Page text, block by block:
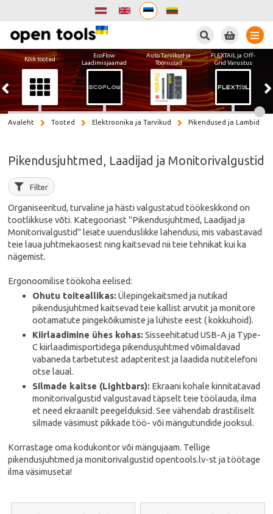
Kõik tooted
EcoFlow
Laadimisjaamad
Auto Tarvikud ja
Tööriistad
FLEXTAIL ja Off-
Grid Varustus
Avaleht Tooted Elektroonika ja Tarvikud Pikendused ja Lambid
Pikendusjuhtmed, Laadijad ja Monitorivalgustid
Filter
Organiseeritud, turvaline ja hästi valgustatud töökeskkond on
tootlikkuse võti. Kategooriast "Pikendusjuhtmed, Laadijad ja
Monitorivalgustid" leiate uuenduslikke lahendusi, mis vabastavad
teie laua juhtmekaosest ning kaitsevad nii teie tehnikat kui ka
nägemist.
Ergonoomilise töökoha eelised:
Ohutu toiteallikas:Ülepingekaitsmed ja nutikad
pikendusjuhtmed kaitsevad teie kallist arvutit ja monitore
ootamatute pingekõikumiste ja lühiste eest ( kokkuhoid).
Kiirlaadimine ühes kohas:Sisseehitatud USB-A ja Type-
C kiirlaadimisportidega pikendusjuhtmed võimaldavad
vabaneda tarbetutest adapteritest ja laadida nutitelefoni
otse laual.
Silmade kaitse (Lightbars): Ekraani kohale kinnitatavad
monitorivalgustid valgustavad täpselt teie töölauda, ilma
et need ekraanilt peegelduksid. See vähendab drastiliselt
silmade väsimust pikkade töö- või mängutundide jooksul.
Korrastage oma kodukontor või mängujaam. Tellige
pikendusjuhtmed ja monitorivalgustid opentools.lv-st ja töötage
ilma väsimuseta!